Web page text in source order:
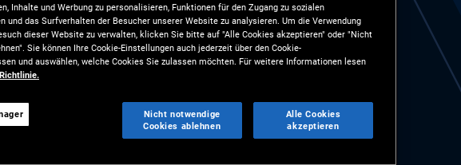
Inhalte und Werbung zu personalisieren, Funktionen für den Zugang zu sozialen
und das Surfverhalten der Besucher unserer Website zu analysieren. Um die Verwendung
dieser Website zu verwalten, klicken Sie bitte auf "Alle Cookies akzeptieren" oder "Nicht
Sie können Ihre Cookie-Einstellungen auch jederzeit über den Cookie-
und auswählen, welche Cookies Sie zulassen möchten. Für weitere Informationen lesen
Nicht notwendige
Cookies ablehnen
Alle Cookies
akzeptieren